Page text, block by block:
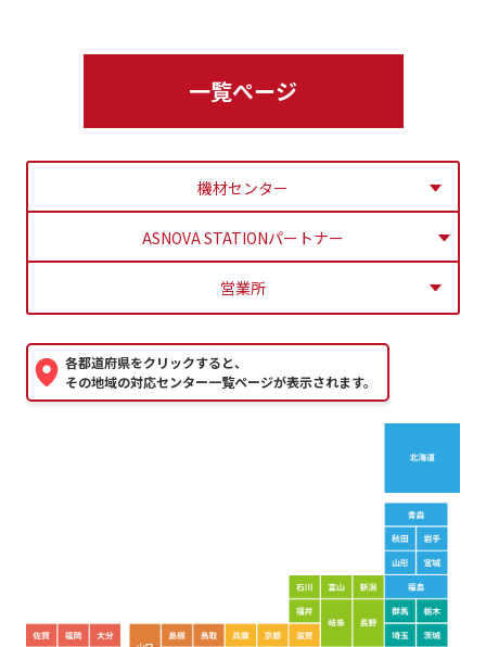
一覧ぺージ
機材センター
ASNOVA STATIONパートナー
営業所
各都道府県をクリックすると、
その地域の対応センター一覧ページが表示されます。